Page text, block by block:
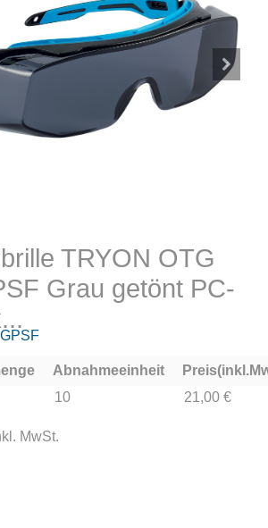
TRYON OTG
Grau getönt PC-
Abnahmeeinheit
10 21,00 €
MwSt.